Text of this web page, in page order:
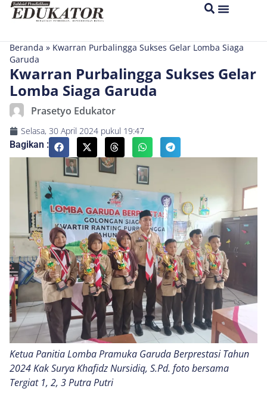
Beranda » Kwarran Purbalingga Sukses Gelar Lomba Siaga
Garuda
Kwarran Purbalingga Sukses Gelar
Lomba Siaga Garuda
Prasetyo Edukator
Selasa, 30 April 2024 pukul 19:47
Bagikan :
Ketua Panitia Lomba Pramuka Garuda Berprestasi Tahun
2024 Kak Surya Khafidz Nursidiq, S.Pd. foto bersama
Tergiat 1, 2, 3 Putra Putri